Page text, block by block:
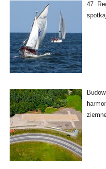
47.